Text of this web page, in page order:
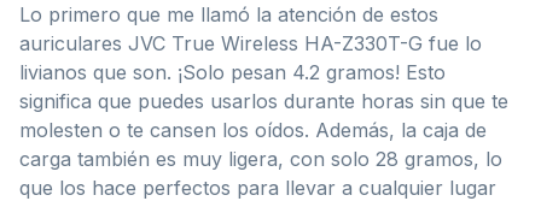
Lo primero que me llamó la atención de estos
auriculares JVC True Wireless HA-Z330T-G fue lo
livianos que son. ¡Solo pesan 4.2 gramos! Esto
significa que puedes usarlos durante horas sin que te
molesten o te cansen los oídos. Además, la caja de
carga también es muy ligera, con solo 28 gramos, lo
que los hace perfectos para llevar a cualquier lugar